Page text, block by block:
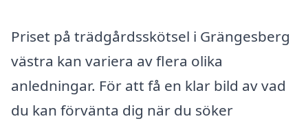
Priset på trädgårdsskötsel i Grängesberg
västra kan variera av flera olika
anledningar. För att få en klar bild av vad
du kan förvänta dig när du söker